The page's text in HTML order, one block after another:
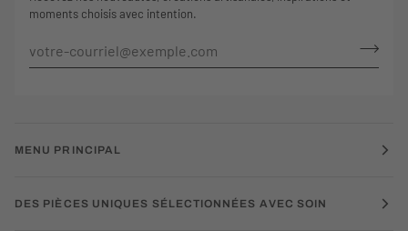
moments choisis avec intention.
MENU PRINCIPAL
DES PIÈCES UNIQUES SÉLECTIONNÉES AVEC SOIN